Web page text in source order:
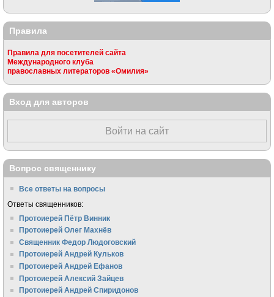
Правила
Правила для посетителей сайта
Международного клуба
православных литераторов «Омилия»
Вход для авторов
Войти на сайт
Вопрос священнику
Все ответы на вопросы
Ответы священников:
Протоиерей Пётр Винник
Протоиерей Олег Махнёв
Священник Федор Людоговский
Протоиерей Андрей Кульков
Протоиерей Андрей Ефанов
Протоиерей Алексий Зайцев
Протоиерей Андрей Спиридонов